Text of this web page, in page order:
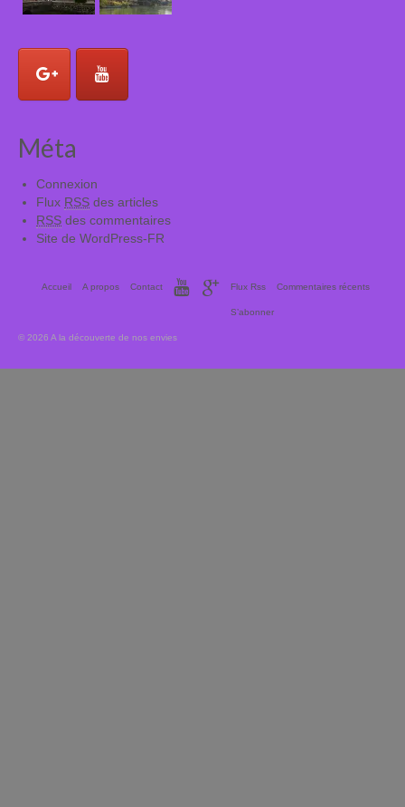
Méta
Connexion
Flux RSS des articles
RSS des commentaires
Site de WordPress-FR
Accueil A propos Contact Flux Rss Commentaires récents
S’abonner
© 2026 A la découverte de nos envies